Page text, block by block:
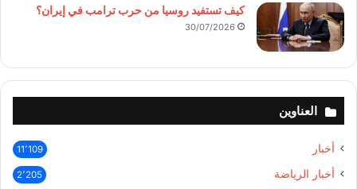
كيف تستفيد روسيا من حرب ترامب في إيران؟
30/07/2026
العناوين
أخبار 11٬109
أخبار الرياضة 2٬205